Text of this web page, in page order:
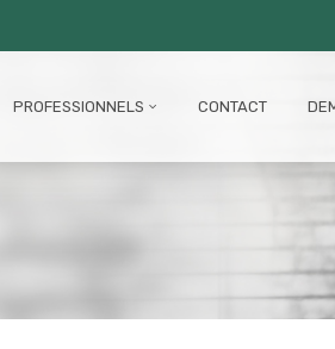
PROFESSIONNELS CONTACT